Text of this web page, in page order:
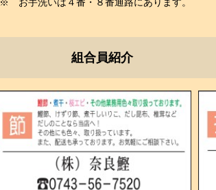
※ お手洗いは４番・８番通路にあります。
組合員紹介